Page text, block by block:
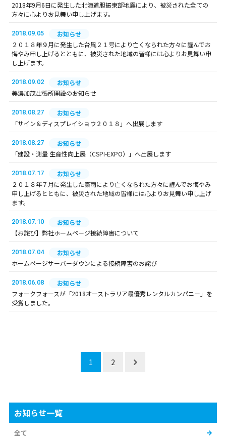
2018年9月6日に発生した北海道胆振東部地震により、被災された全ての
方々に心よりお見舞い申し上げます。
2018.09.05
お知らせ
２０１８年９月に発生した台風２１号により亡くなられた方々に謹んでお
悔やみ申し上げるとともに、被災された地域の皆様には心よりお見舞い申
し上げます。
2018.09.02
お知らせ
美濃加茂出張所開設のお知らせ
2018.08.27
お知らせ
「サイン＆ディスプレイショウ２０１８」へ出展します
2018.08.27
お知らせ
「建設・測量 生産性向上展（CSPI-EXPO）」へ出展します
2018.07.17
お知らせ
２０１８年７月に発生した豪雨により亡くなられた方々に謹んでお悔やみ
申し上げるとともに、被災された地域の皆様には心よりお見舞い申し上げ
ます。
2018.07.10
お知らせ
【お詫び】弊社ホームページ接続障害について
2018.07.04
お知らせ
ホームページサーバーダウンによる接続障害のお詫び
2018.06.08
お知らせ
フォークフォースが「2018オーストラリア最優秀レンタルカンパニー」を
受賞しました。
1 2
お知らせ一覧
全て